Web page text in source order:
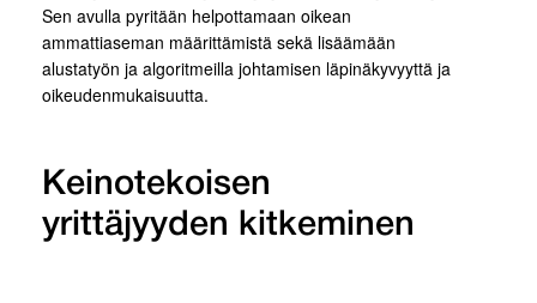
Sen avulla pyritään helpottamaan oikean
ammattiaseman määrittämistä sekä lisäämään
alustatyön ja algoritmeilla johtamisen läpinäkyvyyttä ja
oikeudenmukaisuutta.
Keinotekoisen
yrittäjyyden kitkeminen